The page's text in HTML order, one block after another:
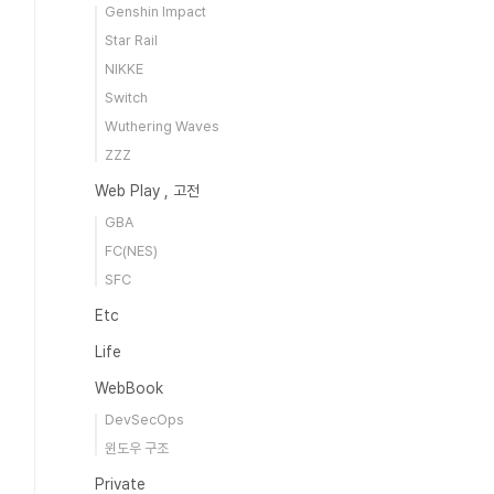
Genshin Impact
Star Rail
NIKKE
Switch
Wuthering Waves
ZZZ
Web Play , 고전
GBA
FC(NES)
SFC
Etc
Life
WebBook
DevSecOps
윈도우 구조
Private